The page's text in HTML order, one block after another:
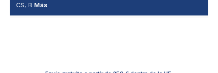
CS, B Más